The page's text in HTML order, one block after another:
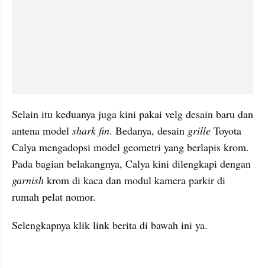
Selain itu keduanya juga kini pakai velg desain baru dan
antena model shark fin. Bedanya, desain grille Toyota
Calya mengadopsi model geometri yang berlapis krom.
garnish krom di kaca dan modul kamera parkir di
rumah pelat nomor.
Selengkapnya klik link berita di bawah ini ya.